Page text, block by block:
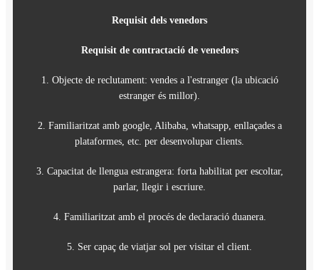
(la ubicació
enllaçades a
per escoltar,
Requisit d'enginyer
Requisit d'enginyer de servei
1. Graduat en comunicació.
comunicació.
4. Ser capaç de viatjar sol per donar suport
5. Capacitat de llengua estrangera: forta habilitat